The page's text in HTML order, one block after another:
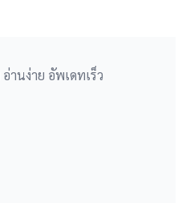
านง่าย อัพเดทเร็ว